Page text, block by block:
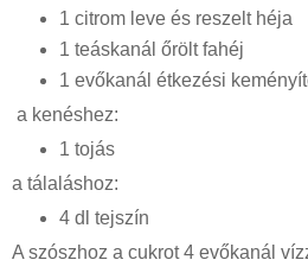
1 citrom leve és reszelt héja
1 teáskanál őrölt fahéj
1 evőkanál étkezési
a kenéshez:
1 tojás
a tálaláshoz:
4 dl tejszín
A szószhoz a cukrot 4 evőkanál